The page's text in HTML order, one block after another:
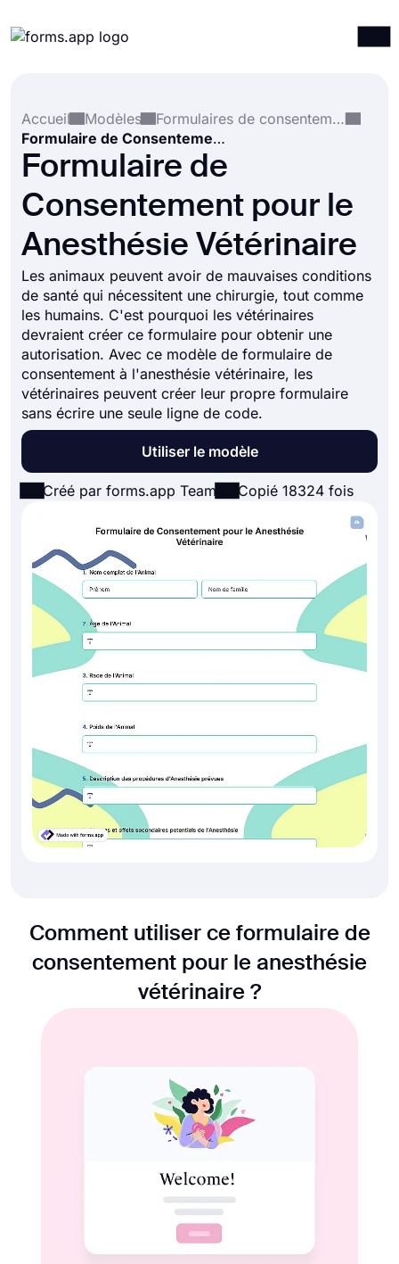
Intégrations
Modèles
Ressources
Accueil
Modèles
Formulaires de consentement
Formulaire de Consentement pour le Anesthésie Vétérinaire
Formulaire de
Consentement pour le
Anesthésie Vétérinaire
Les animaux peuvent avoir de mauvaises conditions
de santé qui nécessitent une chirurgie, tout comme
les humains. C'est pourquoi les vétérinaires
devraient créer ce formulaire pour obtenir une
autorisation. Avec ce modèle de formulaire de
consentement à l'anesthésie vétérinaire, les
vétérinaires peuvent créer leur propre formulaire
sans écrire une seule ligne de code.
Utiliser le modèle
Créé par forms.app Team Copié 18324 fois
Comment utiliser ce formulaire de
consentement pour le anesthésie
vétérinaire ?